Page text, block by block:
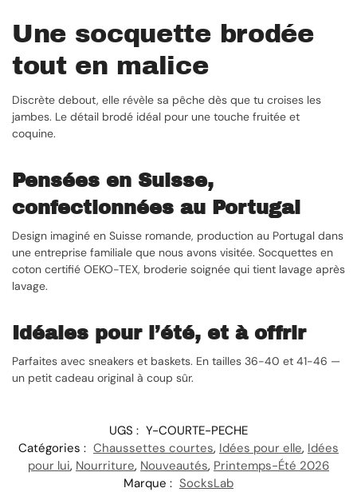
Une socquette brodée
tout en malice
Discrète debout, elle révèle sa pêche dès que tu croises les
jambes. Le détail brodé idéal pour une touche fruitée et
coquine.
Pensées en Suisse,
confectionnées au Portugal
Design imaginé en Suisse romande, production au Portugal dans
une entreprise familiale que nous avons visitée. Socquettes en
coton certifié OEKO-TEX, broderie soignée qui tient lavage après
lavage.
Idéales pour l’été, et à offrir
Parfaites avec sneakers et baskets. En tailles 36-40 et 41-46 —
un petit cadeau original à coup sûr.
UGS : Y-COURTE-PECHE
Catégories : Chaussettes courtes, Idées pour elle, Idées
pour lui, Nourriture, Nouveautés, Printemps-Été 2026
Marque : SocksLab